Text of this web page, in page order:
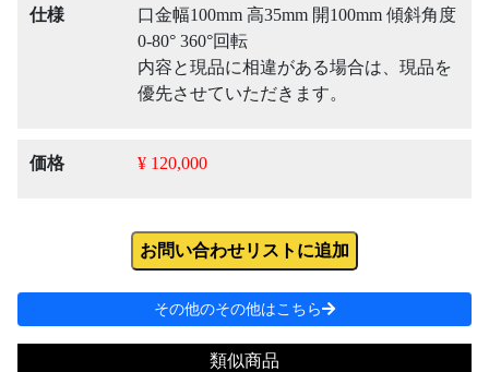
仕様
口金幅100mm 高35mm 開100mm 傾斜角度
0-80° 360°回転
内容と現品に相違がある場合は、現品を
優先させていただきます。
価格 ¥ 120,000
お問い合わせリストに追加
その他のその他はこちら
類似商品